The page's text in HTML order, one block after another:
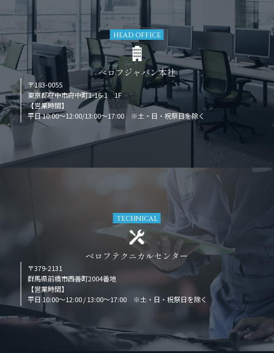
HEAD OFFICE
ベロフジャパン本社
〒183-0055
東京都府中市府中町1-16-1 1F
【営業時間】
平日 10:00～12:00/13:00～17:00 ※土・日・祝祭日を除く
TECHNICAL
ベロフテクニカルセンター
〒379-2131
群馬県前橋市西善町2004番地
【営業時間】
平日 10:00～12:00 / 13:00～17:00 ※土・日・祝祭日を除く